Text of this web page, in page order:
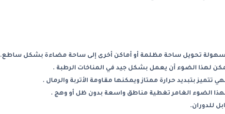
بسهولة تحويل ساحة مظلمة أو أماكن أخرى إلى ساحة مضاءة بشكل ساطع.
بتبديد حرارة ممتاز ويمكنها مقاومة الأتربة والرمال .
للدوران.